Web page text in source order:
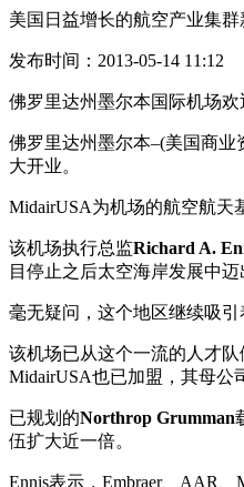
美国日益增长的航空产业集
发布时间：2013-05-14 11:12
佛罗里达州墨尔本国际机场
佛罗里达州墨尔本–(美国商
大开业。
MidairUSA为机场的航空航天
该机场执行总监Richard A.
目停止之后太空海岸发展中
毫无疑问，这个地区继续吸
该机场已从这个一流的人才
MidairUSA也已加盟，其母公
已规划的Northrop Grumman
伍扩大近一倍。
Ennis表示，Embraer、AAR